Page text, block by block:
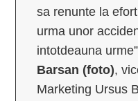
sa renunte la
urma unor
intotdeauna
Barsan (foto),
Marketing Ursus